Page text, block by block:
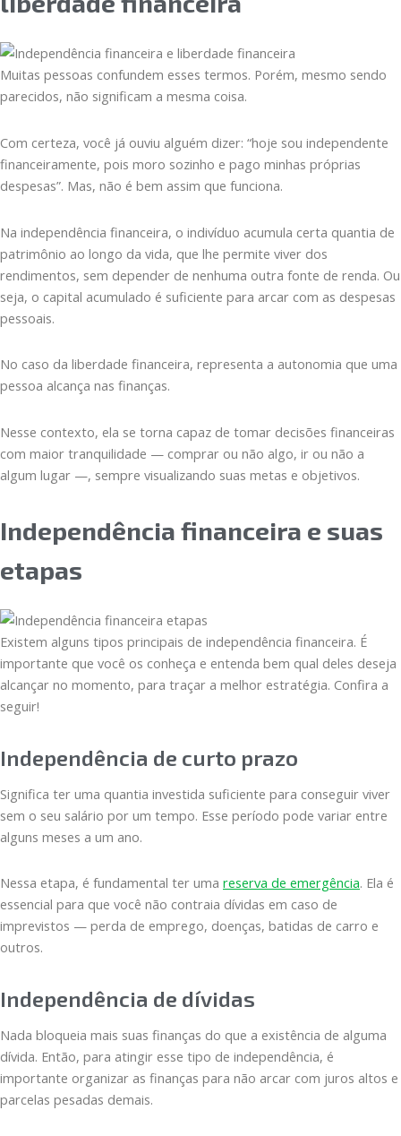
Muitas pessoas confundem esses termos. Porém, mesmo sendo
parecidos, não significam a mesma coisa.
Com certeza, você já ouviu alguém dizer: “hoje sou independente
financeiramente, pois moro sozinho e pago minhas próprias
despesas”. Mas, não é bem assim que funciona.
Na independência financeira, o indivíduo acumula certa quantia de
patrimônio ao longo da vida, que lhe permite viver dos
rendimentos, sem depender de nenhuma outra fonte de renda. Ou
seja, o capital acumulado é suficiente para arcar com as despesas
pessoais.
No caso da liberdade financeira, representa a autonomia que uma
pessoa alcança nas finanças.
Nesse contexto, ela se torna capaz de tomar decisões financeiras
com maior tranquilidade — comprar ou não algo, ir ou não a
algum lugar —, sempre visualizando suas metas e objetivos.
Independência financeira e suas
etapas
Existem alguns tipos principais de independência financeira. É
importante que você os conheça e entenda bem qual deles deseja
alcançar no momento, para traçar a melhor estratégia. Confira a
seguir!
Independência de curto prazo
Significa ter uma quantia investida suficiente para conseguir viver
sem o seu salário por um tempo. Esse período pode variar entre
alguns meses a um ano.
Nessa etapa, é fundamental ter uma reserva de emergência. Ela é
essencial para que você não contraia dívidas em caso de
imprevistos — perda de emprego, doenças, batidas de carro e
outros.
Independência de dívidas
Nada bloqueia mais suas finanças do que a existência de alguma
dívida. Então, para atingir esse tipo de independência, é
importante organizar as finanças para não arcar com juros altos e
parcelas pesadas demais.